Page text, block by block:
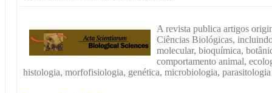
A revista publica artigos
Ciências Biológicas,
molecular, bioquímica,
comportamento animal,
histologia, morfofisiologia, genética, microbiologia,